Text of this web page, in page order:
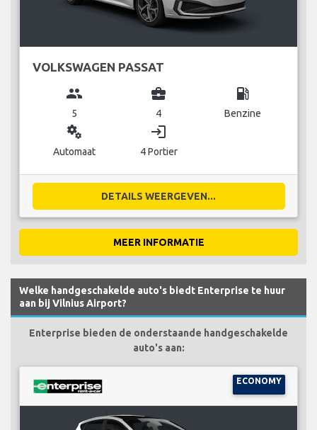
VOLKSWAGEN PASSAT
group
5
business_center
4
local_gas_station
Benzine
miscellaneous_services
Automaat
login
4 Portier
DETAILS WEERGEVEN...
MEER INFORMATIE
Welke handgeschakelde auto's biedt Enterprise te huur
aan bij Vilnius Airport?
Enterprise bieden de onderstaande handgeschakelde
auto's aan:
ECONOMY